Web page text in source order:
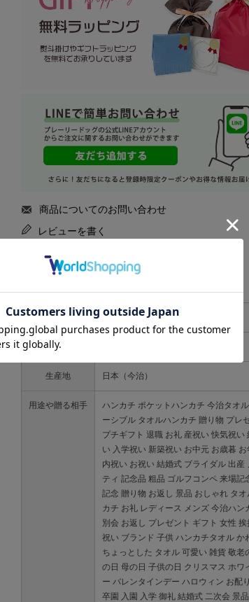
商品についてのお問い合わせ
レビューを書く
サイズ 約25x25cm
素材
生産地 日本（今治）
用途や贈る相手
ハンカチ ポケットハンカチ 今治タオ
ーシブル タオルハンカチ 贈り物 プレ
プチギフト 退職 お礼 産祝い 快気祝い
い 入学祝い 新築祝い お中元 お歳暮 お
内祝い お祝い 結婚式 ブライダル 出産
ティ 記念品 粗品 ゴルフコンペ 来場記
記念 贈り物 お返し 景品 おしゃれ タオ
カチ お礼 レディース メンズ 今治ハン
別会 お返し プレゼント ギフト 女性 挨
祝い ブランド 子供 ハンカチタオル か
ちょっとした タオル 可愛い 雑貨 敬老
の日 母の日 子供の日 クリスマス ホワ
ー バレンタインデー ハロウィン お配
卒園 入園 入学 御礼 結婚式 二次会 景